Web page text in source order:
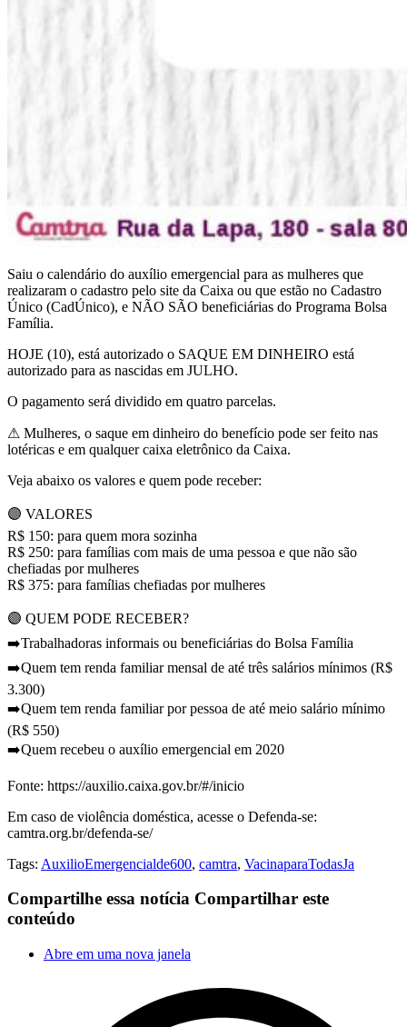
Saiu o calendário do auxílio emergencial para as mulheres que
realizaram o cadastro pelo site da Caixa ou que estão no Cadastro
Único (CadÚnico), e NÃO SÃO beneficiárias do Programa Bolsa
Família.
HOJE (10), está autorizado o SAQUE EM DINHEIRO está
autorizado para as nascidas em JULHO.
O pagamento será dividido em quatro parcelas.
⚠ Mulheres, o saque em dinheiro do benefício pode ser feito nas
lotéricas e em qualquer caixa eletrônico da Caixa.
Veja abaixo os valores e quem pode receber:
🟣 VALORES
R$ 150: para quem mora sozinha
R$ 250: para famílias com mais de uma pessoa e que não são
chefiadas por mulheres
R$ 375: para famílias chefiadas por mulheres
🟣 QUEM PODE RECEBER?
➡️Trabalhadoras informais ou beneficiárias do Bolsa Família
➡️Quem tem renda familiar mensal de até três salários mínimos (R$
3.300)
➡️Quem tem renda familiar por pessoa de até meio salário mínimo
(R$ 550)
➡️Quem recebeu o auxílio emergencial em 2020
Fonte: https://auxilio.caixa.gov.br/#/inicio
Em caso de violência doméstica, acesse o Defenda-se:
camtra.org.br/defenda-se/
Tags: AuxilioEmergencialde600, camtra, VacinaparaTodasJa
Compartilhe essa notícia Compartilhar este
conteúdo
Abre em uma nova janela